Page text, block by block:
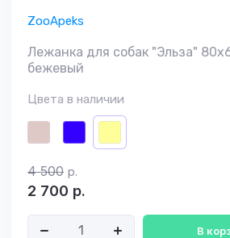
ZooApeks
Лежанка для собак "Эльза"
бежевый
Цвета в наличии
4 500 р.
2 700 р.
В